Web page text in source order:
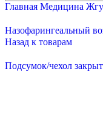
Главная Медицина
Назофарингеальный
Назад к товарам
Подсумок/чехол